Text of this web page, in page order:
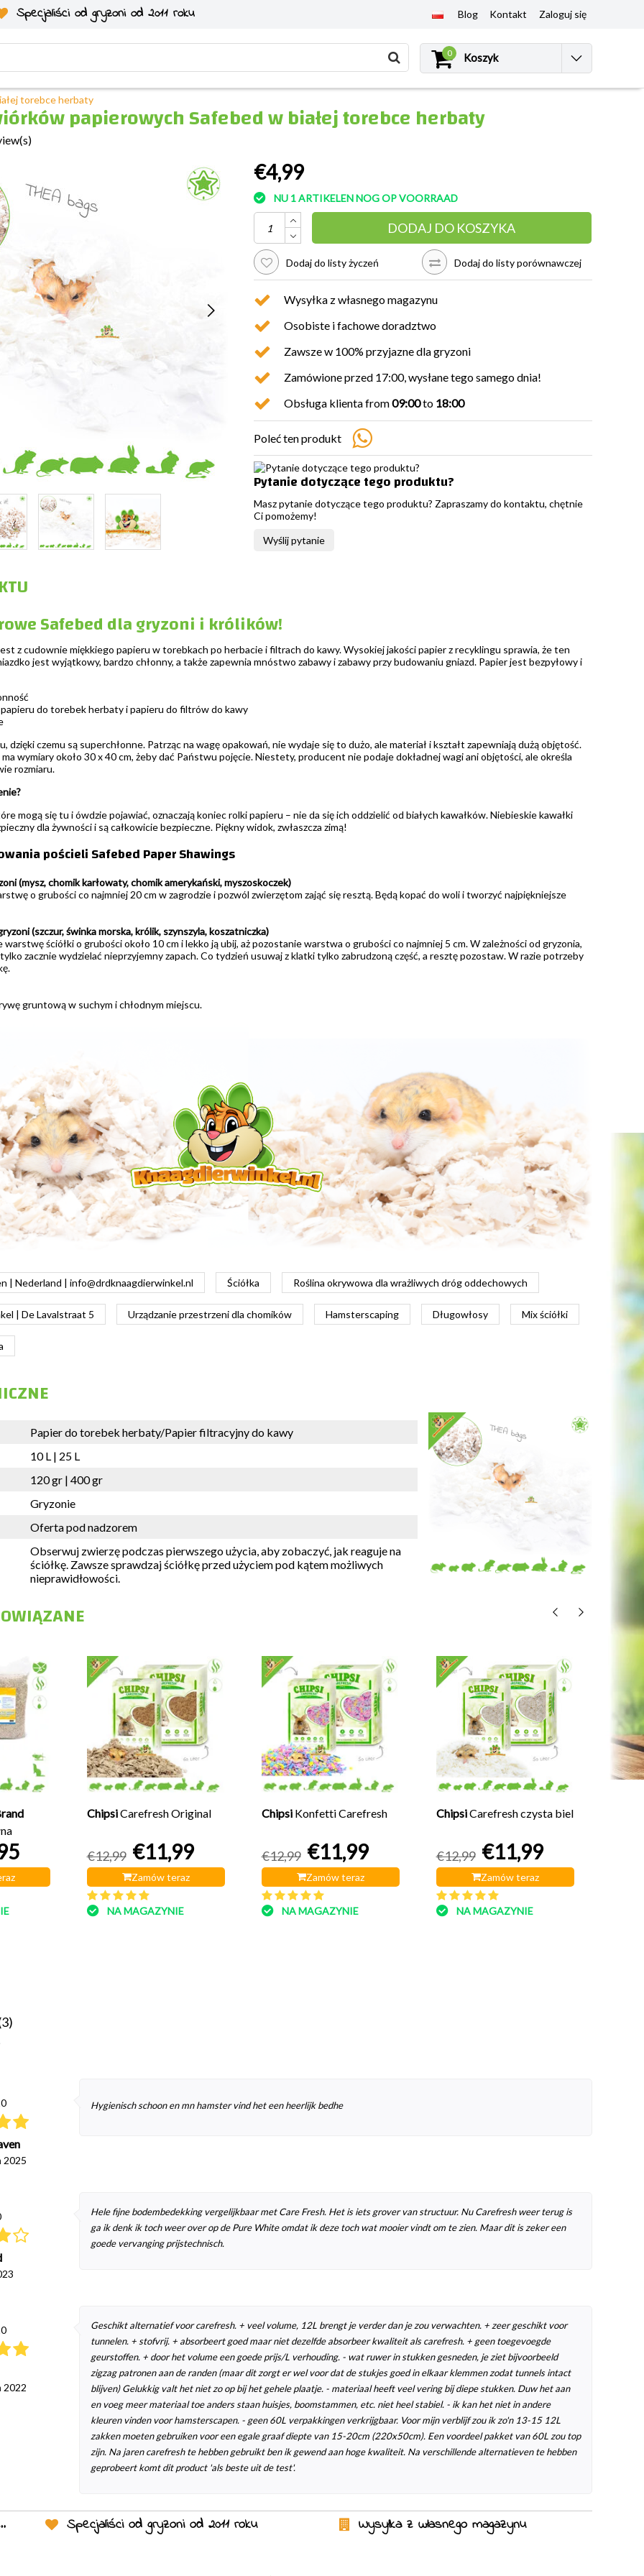
Specjaliści od gryzoni od 2011 roku
Blog Kontakt Zaloguj się
0 Koszyk
torebce herbaty
papierowych Safebed w białej torebce herbaty
€4,99
NU 1 ARTIKELEN NOG OP VOORRAAD
DODAJ DO KOSZYKA
Dodaj do listy życzeń Dodaj do listy porównawczej
Wysyłka z własnego magazynu
Osobiste i fachowe doradztwo
Zawsze w 100% przyjazne dla gryzoni
Zamówione przed 17:00, wysłane tego samego dnia!
Obsługa klienta from09:00to 18:00
Poleć ten produkt
Pytanie dotyczące tego produktu?
Masz pytanie dotyczące tego produktu? Zapraszamy do kontaktu, chętnie
Ci pomożemy!
Wyślij pytanie
Safebed dla gryzoni i królików!
z cudownie miękkiego papieru w torebkach po herbacie i filtrach do kawy. Wysokiej jakości papier z recyklingu sprawia, że ten
jest wyjątkowy, bardzo chłonny, a także zapewnia mnóstwo zabawy i zabawy przy budowaniu gniazd. Papier jest bezpyłowy i
do torebek herbaty i papieru do filtrów do kawy
dzięki czemu są superchłonne. Patrząc na wagę opakowań, nie wydaje się to dużo, ale materiał i kształt zapewniają dużą objętość.
wymiary około 30 x 40 cm, żeby dać Państwu pojęcie. Niestety, producent nie podaje dokładnej wagi ani objętości, ale określa
rozmiaru.
mogą się tu i ówdzie pojawiać, oznaczają koniec rolki papieru – nie da się ich oddzielić od białych kawałków. Niebieskie kawałki
dla żywności i są całkowicie bezpieczne. Piękny widok, zwłaszcza zimą!
pościeli Safebed Paper Shawings
(mysz, chomik karłowaty, chomik amerykański, myszoskoczek)
o grubości co najmniej 20 cm w zagrodzie i pozwól zwierzętom zająć się resztą. Będą kopać do woli i tworzyć najpiękniejsze
(szczur, świnka morska, królik, szynszyla, koszatniczka)
warstwę ściółki o grubości około 10 cm i lekko ją ubij, aż pozostanie warstwa o grubości co najmniej 5 cm. W zależności od gryzonia,
zacznie wydzielać nieprzyjemny zapach. Co tydzień usuwaj z klatki tylko zabrudzoną część, a resztę pozostaw. W razie potrzeby
gruntową w suchym i chłodnym miejscu.
| Nederland | info@drdknaagdierwinkel.nl Ściółka Roślina okrywowa dla wrażliwych dróg oddechowych
| De Lavalstraat 5 Urządzanie przestrzeni dla chomików Hamsterscaping Długowłosy Mix ściółki
Papier do torebek herbaty/Papier filtracyjny do kawy
10 L | 25 L
120 gr | 400 gr
Gryzonie
Oferta pod nadzorem
Obserwuj zwierzę podczas pierwszego użycia, aby zobaczyć, jak reaguje na
ściółkę. Zawsze sprawdzaj ściółkę przed użyciem pod kątem możliwych
nieprawidłowości.
ChipsiCarefresh Original
€12,99 €11,99
Zamów teraz
NA MAGAZYNIE
Chipsi Konfetti Carefresh
€12,99 €11,99
Zamów teraz
NA MAGAZYNIE
ChipsiCarefresh czysta biel
€12,99 €11,99
Zamów teraz
NA MAGAZYNIE
The
€9,95
2025
Hygienisch schoon en mn hamster vind het een heerlijk bedhe
Hele fijne bodembedekking vergelijkbaar met Care Fresh. Het is iets grover van structuur. Nu Carefresh weer terug is
ga ik denk ik toch weer over op de Pure White omdat ik deze toch wat mooier vindt om te zien. Maar dit is zeker een
goede vervanging prijstechnisch.
2022
Geschikt alternatief voor carefresh. + veel volume, 12L brengt je verder dan je zou verwachten. + zeer geschikt voor
tunnelen. + stofvrij. + absorbeert goed maar niet dezelfde absorbeer kwaliteit als carefresh. + geen toegevoegde
geurstoffen. + door het volume een goede prijs/L verhouding. - wat ruwer in stukken gesneden, je ziet bijvoorbeeld
zigzag patronen aan de randen (maar dit zorgt er wel voor dat de stukjes goed in elkaar klemmen zodat tunnels intact
blijven) Gelukkig valt het niet zo op bij het gehele plaatje. - materiaal heeft veel vering bij diepe stukken. Duw het aan
en voeg meer materiaal toe anders staan huisjes, boomstammen, etc. niet heel stabiel. - ik kan het niet in andere
kleuren vinden voor hamsterscapen. - geen 60L verpakkingen verkrijgbaar. Voor mijn verblijf zou ik zo'n 13-15 12L
zakken moeten gebruiken voor een egale graaf diepte van 15-20cm (220x50cm). Een voordeel pakket van 60L zou top
zijn. Na jaren carefresh te hebben gebruikt ben ik gewend aan hoge kwaliteit. Na verschillende alternatieven te hebben
geprobeert komt dit product 'als beste uit de test'.
Specjaliści od gryzoni od 2011 roku Wysyłka z własnego magazynu